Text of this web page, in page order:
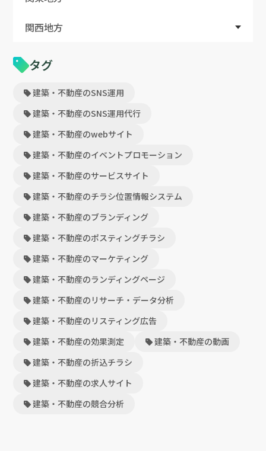
関西地方
タグ
建築・不動産のSNS運用
建築・不動産のSNS運用代行
建築・不動産のwebサイト
建築・不動産のイベントプロモーション
建築・不動産のサービスサイト
建築・不動産のチラシ位置情報システム
建築・不動産のブランディング
建築・不動産のポスティングチラシ
建築・不動産のマーケティング
建築・不動産のランディングページ
建築・不動産のリサーチ・データ分析
建築・不動産のリスティング広告
建築・不動産の効果測定
建築・不動産の動画
建築・不動産の折込チラシ
建築・不動産の求人サイト
建築・不動産の競合分析